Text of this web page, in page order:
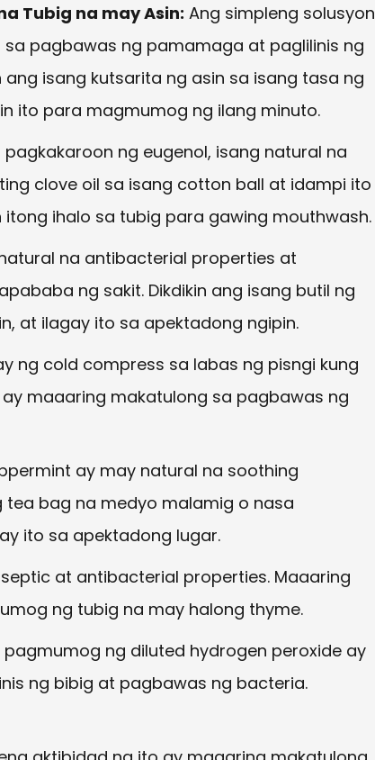
Tubig na may Asin: Ang simpleng solusyon
pagbawas ng pamamaga at paglilinis ng
isang kutsarita ng asin sa isang tasa ng
ito para magmumog ng ilang minuto.
pagkakaroon ng eugenol, isang natural na
clove oil sa isang cotton ball at idampi ito
ihalo sa tubig para gawing mouthwash.
na antibacterial properties at
ng sakit. Dikdikin ang isang butil ng
at ilagay ito sa apektadong ngipin.
ng cold compress sa labas ng pisngi kung
maaaring makatulong sa pagbawas ng
ay may natural na soothing
bag na medyo malamig o nasa
ito sa apektadong lugar.
at antibacterial properties. Maaaring
ng tubig na may halong thyme.
pagmumog ng diluted hydrogen peroxide ay
ng bibig at pagbawas ng bacteria.